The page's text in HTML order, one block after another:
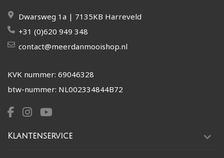
Dwarsweg 1a | 7135KB Harreveld
+31 (0)620 949 348
contact@meerdanmooishop.nl
KVK nummer: 69046328
btw-nummer: NL002334844B72
Klantenservice